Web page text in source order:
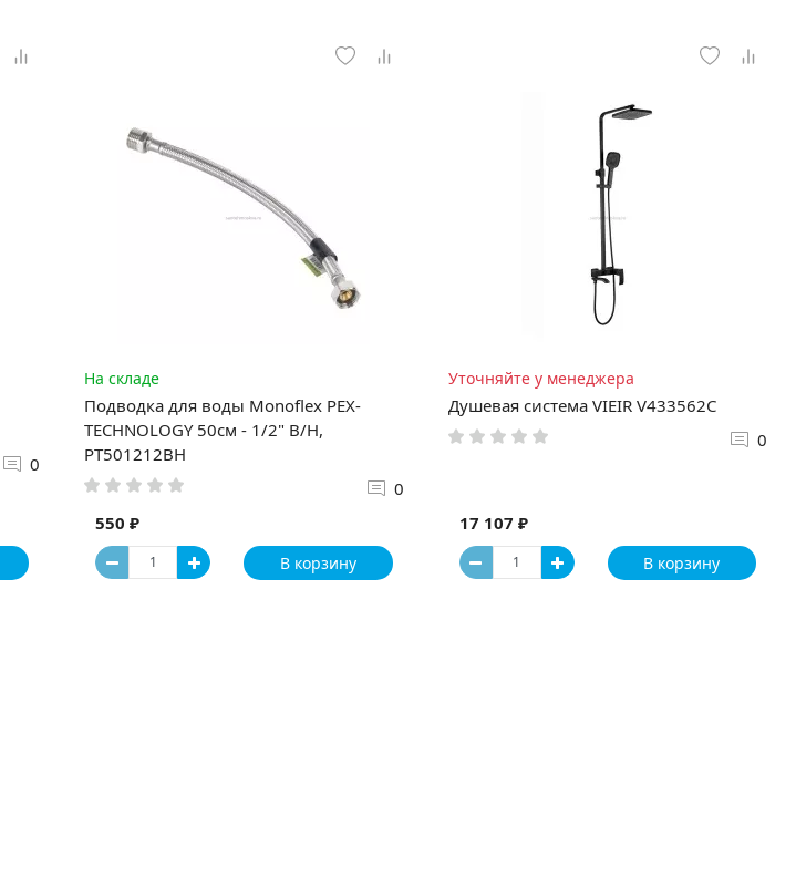
0
На складе
Подводка для воды Monoflex PEX-
TECHNOLOGY 50см - 1/2" В/Н,
РТ501212ВН
0
550 ₽
В корзину
Уточняйте у менеджера
Душевая система VIEIR V433562C
0
17 107 ₽
В корзину